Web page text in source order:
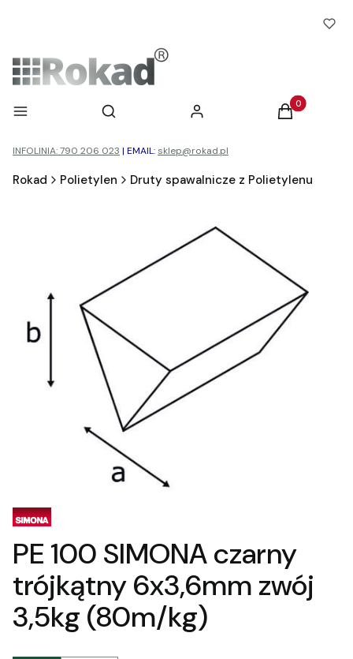
Menu Otwórz wyszukiwarkę
Szukaj Zaloguj się Produkty w
Koszyk
INFOLINIA: 790 206 023 | EMAIL: sklep@rokad.pl
Rokad Polietylen Druty spawalnicze z Polietylenu
PE 100 SIMONA czarny
trójkątny 6x3,6mm zwój
3,5kg (80m/kg)